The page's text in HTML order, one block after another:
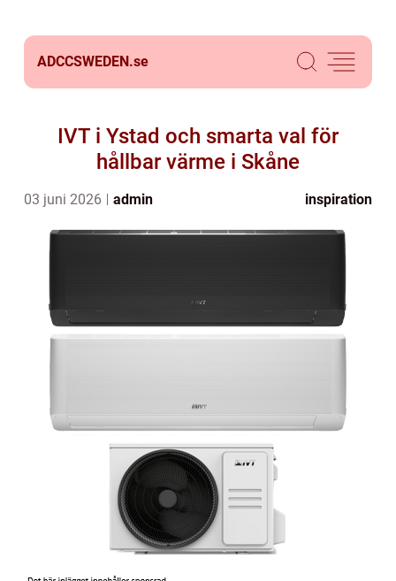
ADCCSWEDEN.se
IVT i Ystad och smarta val för
hållbar värme i Skåne
03 juni 2026 admin inspiration